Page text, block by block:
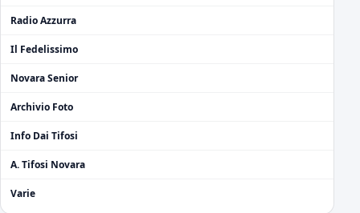
Radio Azzurra
Il Fedelissimo
Novara Senior
Archivio Foto
Info Dai Tifosi
A. Tifosi Novara
Varie